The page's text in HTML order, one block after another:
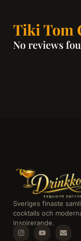
Tiki Tom
No reviews
Sveriges finaste
cocktails och
inspirerande.